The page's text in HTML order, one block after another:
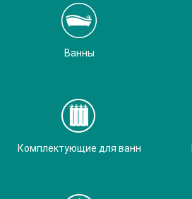
Ванны
Комплектующие для ванн